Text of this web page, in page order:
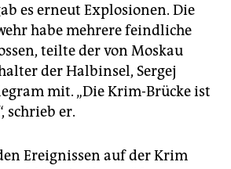
es erneut Explosionen. Die
habe mehrere feindliche
teilte der von Moskau
der Halbinsel, Sergej
mit. „Die Krim-Brücke ist
schrieb er.
Ereignissen auf der Krim